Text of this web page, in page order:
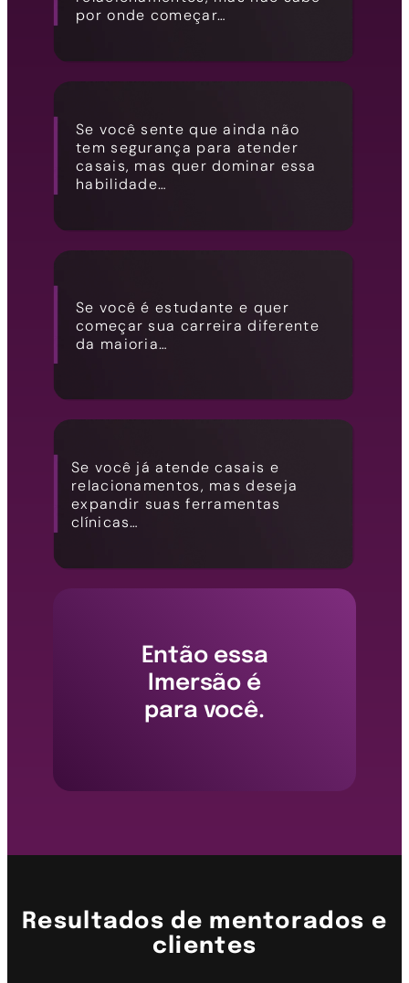
por onde começar…
Se você sente que ainda não
tem segurança para atender
casais, mas quer dominar essa
habilidade…
Se você é estudante e quer
começar sua carreira diferente
da maioria…
Se você já atende casais e
relacionamentos, mas deseja
expandir suas ferramentas
clínicas…
Então essa
Imersão é
para você.
Resultados de mentorados e
clientes